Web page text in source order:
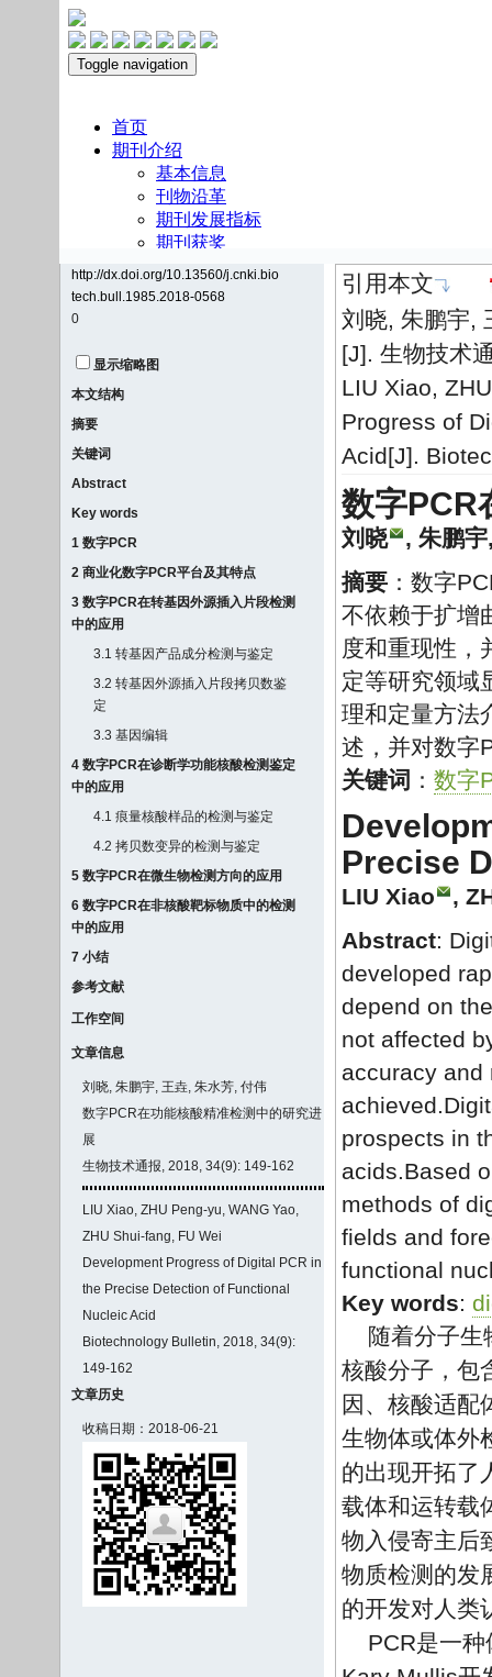
http://dx.doi.org/10.13560/j.cnki.bio
tech.bull.1985.2018-0568
0
显示缩略图
本文结构
摘要
关键词
Abstract
Key words
1 数字PCR
2 商业化数字PCR平台及其特点
3 数字PCR在转基因外源插入片段检测
中的应用
3.1 转基因产品成分检测与鉴定
3.2 转基因外源插入片段拷贝数鉴
定
3.3 基因编辑
4 数字PCR在诊断学功能核酸检测鉴定
中的应用
4.1 痕量核酸样品的检测与鉴定
4.2 拷贝数变异的检测与鉴定
5 数字PCR在微生物检测方向的应用
6 数字PCR在非核酸靶标物质中的检测
中的应用
7 小结
参考文献
工作空间
文章信息
刘晓, 朱鹏宇, 王垚, 朱水芳, 付伟
数字PCR在功能核酸精准检测中的研究进
展
生物技术通报, 2018, 34(9): 149-162
LIU Xiao, ZHU Peng-yu, WANG Yao,
ZHU Shui-fang, FU Wei
Development Progress of Digital PCR in
the Precise Detection of Functional
Nucleic Acid
Biotechnology Bulletin, 2018, 34(9):
149-162
文章历史
收稿日期：2018-06-21
引用本文
刘晓, 朱鹏宇,
[J]. 生物技术
LIU Xiao,
Progress of
Acid[J].
数字PCR
刘晓 , 朱鹏宇
摘要 ：数字
不依赖于扩增
度和重现性，
定等研究领域
理和定量方法
述，并对数字
关键词 ： 数字
Precise
LIU Xiao ,
Abstract:
developed
depend on
not affected
accuracy and
prospects in
acids.Based
methods of
fields and
functional
Key words:
随着分子
核酸分子，包
因、核酸适配
生物体或体外
的出现开拓了
载体和运转载
物入侵寄主后
物质检测的发
的开发对人类
PCR是一